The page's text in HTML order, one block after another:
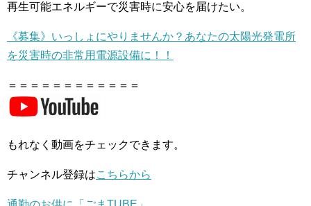
再生可能エネルギーで災害時に安心を届けたい。
《募集》いっしょにやりませんか？あなたの太陽光発電所
を災害時の非常用電源設備に！！
＝＝＝＝＝＝＝＝＝＝＝＝
もれなく動画をチェックできます。
チャンネル登録はこちらから